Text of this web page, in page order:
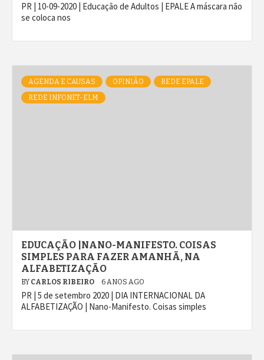
PR | 10-09-2020 | Educação de Adultos | EPALE A máscara não
se coloca nos
AGENDA E CAUSAS OPINIÃO
REDE EPALE
REDE INFONET-ELM
EDUCAÇÃO |NANO-MANIFESTO. COISAS
SIMPLES PARA FAZER AMANHÃ, NA
ALFABETIZAÇÃO
BY CARLOS RIBEIRO 6 ANOS AGO
PR | 5 de setembro 2020 | DIA INTERNACIONAL DA
ALFABETIZAÇÃO | Nano-Manifesto. Coisas simples